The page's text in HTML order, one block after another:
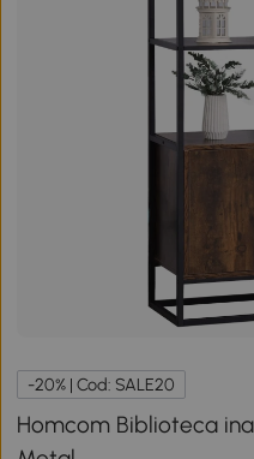
-20% | Cod: SALE20
Homcom Biblioteca